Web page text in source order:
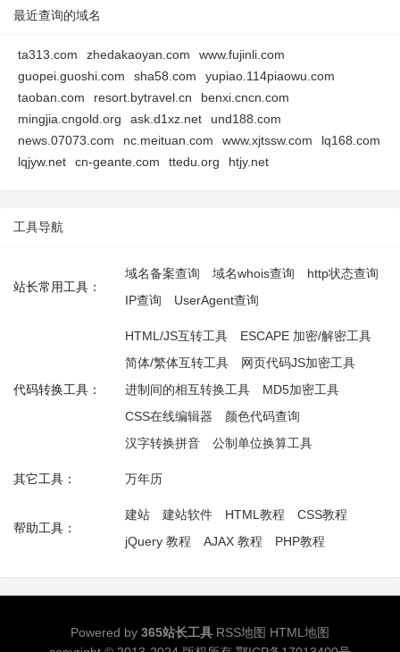
最近查询的域名
ta313.com zhedakaoyan.com
www.fujinli.com
guopei.guoshi.com
sha58.com
yupiao.114piaowu.com
taoban.com
resort.bytravel.cn
benxi.cncn.com
mingjia.cngold.org
ask.d1xz.net
und188.com
news.07073.com
nc.meituan.com www.xjtssw.com
lq168.com
lqjyw.net
cn-geante.com ttedu.org htjy.net
工具导航
站长常用工具：
域名备案查询 域名whois查询
http状态查询
IP查询
UserAgent查询
代码转换工具：
HTML/JS互转工具
ESCAPE 加密/解密工具
简体/繁体互转工具
网页代码JS加密工具
进制间的相互转换工具
MD5加密工具
CSS在线编辑器
颜色代码查询
汉字转换拼音
公制单位换算工具
其它工具： 万年历
帮助工具：
建站 建站软件 HTML教程
CSS教程
jQuery 教程
AJAX 教程 PHP教程
Powered by 365站长工具 RSS地图 HTML地图